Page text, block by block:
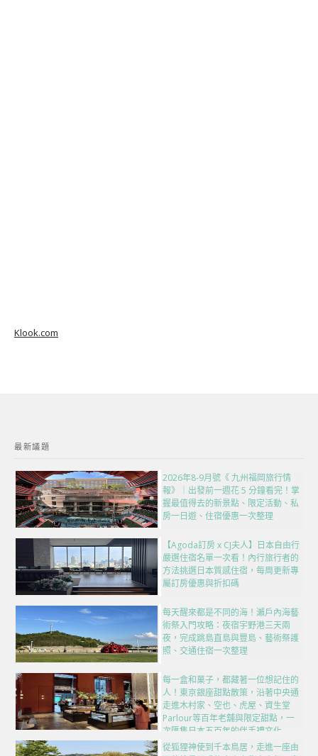
Klook.com
最新議題
2026年8-9月號《 九州福岡旅行情
報》｜出發前一週花 5 分鐘看完！掌
握最值得去的新景點、限定活動、私
房一日遊、住宿優惠一次整理
【Agoda訂房 x CJ夫人】日本自由行
嚴選住宿名單一次看！內行旅行者的
方法挑選日本質感住宿，每周更新專
屬訂房優惠與折扣碼
每天醒來都是不同的海！瀨戶內海藝
術祭入門攻略：夜宿宇野港三天兩
夜，完成跳島直島與豐島、藝術祭護
照、交通住宿一次整理
每一盒和菓子，都藏著一位想記住的
人！東京銀座甜點散策，沿著中央通
走進木村家、空也、虎屋、資生堂
Parlour等百年老舖與限定甜點，一
次匯集日本五百年的伴手禮文化
從狐狸神使到千本鳥居，走進一座由